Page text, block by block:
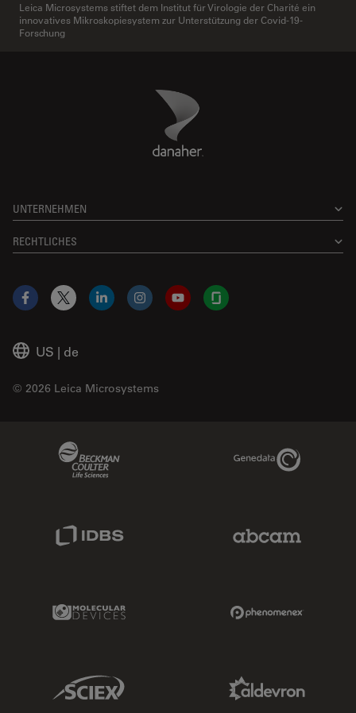
Leica Microsystems stiftet dem Institut für Virologie der Charité ein
innovatives Mikroskopiesystem zur Unterstützung der Covid-19-
Forschung
Danaher Logo
UNTERNEHMEN
RECHTLICHES
US | de
© 2026 Leica Microsystems
Facebook
X LinkedInInstagramYouTubeGlassdoor
Genedata Link
Molecular Devices Link
Sciex Link